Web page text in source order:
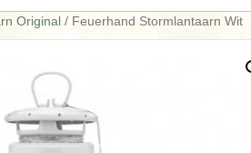
Original / Feuerhand Stormlantaarn Wit